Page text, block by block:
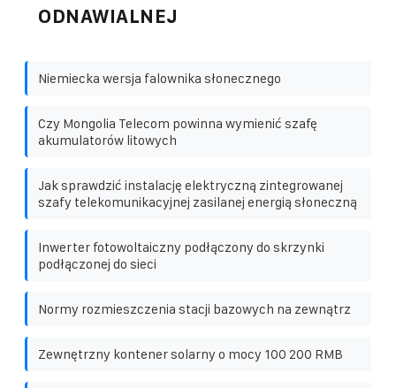
ODNAWIALNEJ
Niemiecka wersja falownika słonecznego
Czy Mongolia Telecom powinna wymienić szafę
akumulatorów litowych
Jak sprawdzić instalację elektryczną zintegrowanej
szafy telekomunikacyjnej zasilanej energią słoneczną
Inwerter fotowoltaiczny podłączony do skrzynki
podłączonej do sieci
Normy rozmieszczenia stacji bazowych na zewnątrz
Zewnętrzny kontener solarny o mocy 100 200 RMB